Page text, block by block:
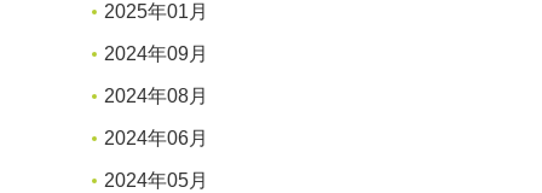
2025年01月
2024年09月
2024年08月
2024年06月
2024年05月